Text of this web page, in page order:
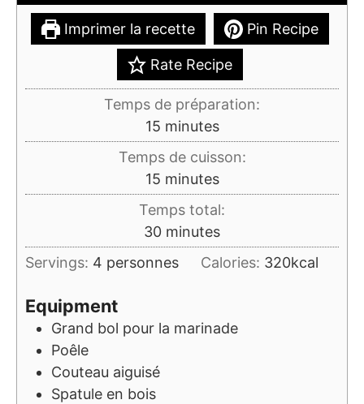
Imprimer la recette Pin Recipe
Rate Recipe
Temps de préparation:
15minutes
minutes
Temps de cuisson:
15minutes
minutes
Temps total:
30minutes
minutes
Servings: 4 personnes Calories: 320kcal
Equipment
Grand bol pour la marinade
Poêle
Couteau aiguisé
Spatule en bois